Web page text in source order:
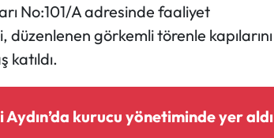
No:101/A adresinde faaliyet
görkemli törenle kapılarını
katıldı.
kurucu yönetiminde yer aldı